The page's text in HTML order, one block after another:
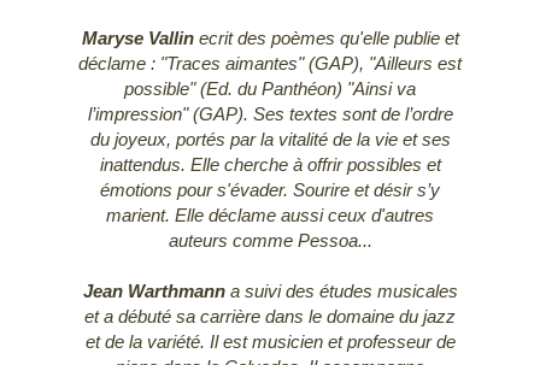
Maryse Vallinecrit des poèmes qu'elle publie et
déclame : "Traces aimantes" (GAP), "Ailleurs est
possible" (Ed. du Panthéon) "Ainsi va
l’impression" (GAP). Ses textes sont de l’ordre
du joyeux, portés par la vitalité de la vie et ses
inattendus. Elle cherche à offrir possibles et
émotions pour s'évader. Sourire et désir s’y
marient. Elle déclame aussi ceux d'autres
auteurs comme Pessoa...
Jean Warthmann a suivi des études musicales
et a débuté sa carrière dans le domaine du jazz
et de la variété. Il est musicien et professeur de